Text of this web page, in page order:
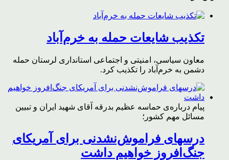
تکذیب شایعات حمله به خرم‌آباد
معاون سیاسی، امنیتی و اجتماعی استانداری لرستان حمله
دشمن به خرم‌آباد را تکذیب کرد.
پیام درباره‌ی حماسه عظیم بدرقه آقای شهید ایران و تبیین
مسائل مهم کشور؛
درسهای فراموش‌نشدنی برای آمریکای
جنگ‌افروز خواهیم داشت